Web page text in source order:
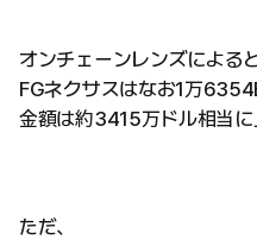
オンチェーンレンズによると
FGネクサスはなお1万
金額は約3415万ドル相当に
ただ、